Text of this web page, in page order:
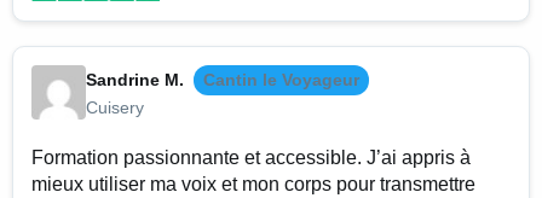
Sandrine M.
Cantin le Voyageur
Cuisery
Formation passionnante et accessible. J’ai appris à
mieux utiliser ma voix et mon corps pour transmettre